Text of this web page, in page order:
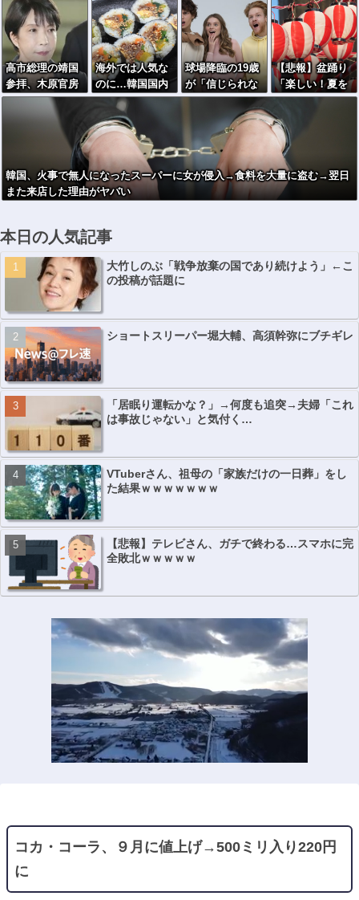
に10兆円規模に
なる可能性」
ーマパーク」を
各地で大量建設
るコスプレや軍
装の禁止を発表
妻「それでも不
誠実だろ」→離
婚協議へｗｗｗ
ｗｗ
高市総理の靖国
参拝、木原官房
長官「ご自身で
適切に判断」
海外では人気な
のに…韓国国内
で消えゆくキン
パ店
球場降臨の19歳
が「信じられな
いくらい可愛
い」→美スタイ
ルに騒然「グラ
ブよりお顔が小
さい」
【悲報】盆踊り
「楽しい！夏を
感じる！」→近
隣住民「うるさ
い」→開催場所
半減
韓国、火事で無人になったスーパーに女が侵入→食料を大量に盗む→翌日
また来店した理由がヤバい
本日の人気記事
大竹しのぶ「戦争放棄の国であり続けよう」←こ
の投稿が話題に
ショートスリーパー堀大輔、高須幹弥にブチギレ
「居眠り運転かな？」→何度も追突→夫婦「これ
は事故じゃない」と気付く…
VTuberさん、祖母の「家族だけの一日葬」をし
た結果ｗｗｗｗｗｗｗ
【悲報】テレビさん、ガチで終わる…スマホに完
全敗北ｗｗｗｗｗ
コカ・コーラ、９月に値上げ→500ミリ入り220円
に